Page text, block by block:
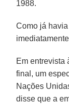
1988.
Como já
Em entrevista
final, um
Nações
disse que a